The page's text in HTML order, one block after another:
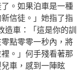
。如果泊車是一種
信徒。」她指了指
造車：「這是你的訓
點零零一秒內，將
。」何手殘看著那
車，感到一陣眩